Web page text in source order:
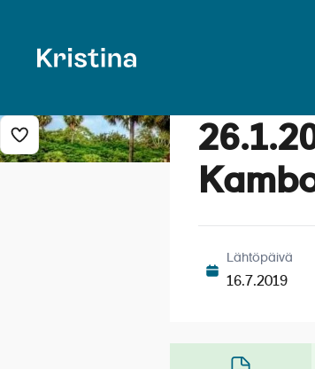
Lisää risteily suosikkeihin
Lähtöpäivä
16.7.2019